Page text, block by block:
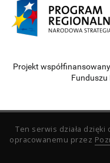
Projekt
Funduszu
Ten serwis działa dzięki
opracowanemu przez